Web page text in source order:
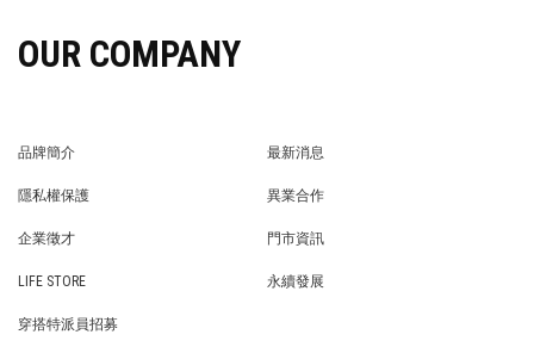
OUR COMPANY
品牌簡介
最新消息
隱私權保護
異業合作
企業徵才
門市資訊
LIFE STORE
永續發展
穿搭特派員招募